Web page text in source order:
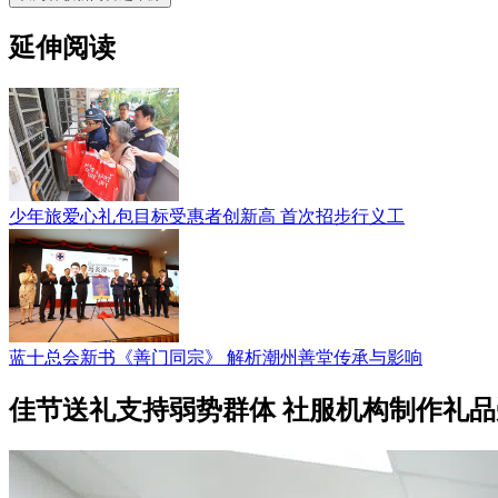
延伸阅读
少年旅爱心礼包目标受惠者创新高 首次招步行义工
蓝十总会新书《善门同宗》 解析潮州善堂传承与影响
佳节送礼支持弱势群体 社服机构制作礼